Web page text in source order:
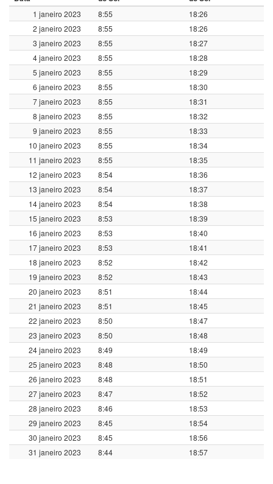
1 janeiro 2023 8:55
18:26
2 janeiro 2023
8:55
18:26
3 janeiro 2023
8:55
18:27
4 janeiro 2023
8:55
18:28
5 janeiro 2023
8:55
18:29
6 janeiro 2023
8:55
18:30
7 janeiro 2023
8:55
18:31
8 janeiro 2023
8:55
18:32
9 janeiro 2023
8:55
18:33
10 janeiro 2023
8:55
18:34
11 janeiro 2023
8:55
18:35
12 janeiro 2023
8:54
18:36
13 janeiro 2023
8:54
18:37
14 janeiro 2023
8:54
18:38
15 janeiro 2023
8:53
18:39
16 janeiro 2023
8:53
18:40
17 janeiro 2023
8:53
18:41
18 janeiro 2023
8:52
18:42
19 janeiro 2023
8:52
18:43
20 janeiro 2023
8:51
18:44
21 janeiro 2023
8:51
18:45
22 janeiro 2023
8:50
18:47
23 janeiro 2023
8:50
18:48
24 janeiro 2023
8:49
18:49
25 janeiro 2023
8:48
18:50
26 janeiro 2023
8:48
18:51
27 janeiro 2023
8:47
18:52
28 janeiro 2023
8:46
18:53
29 janeiro 2023
8:45
18:54
30 janeiro 2023
8:45
18:56
31 janeiro 2023
8:44 18:57